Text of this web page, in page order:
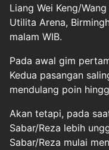
Liang Wei Keng/
Utilita Arena,
malam WIB.
Pada awal gim
Kedua pasangan
mendulang poin
Akan tetapi, pada
Sabar/Reza lebih
Sabar/Reza mulai